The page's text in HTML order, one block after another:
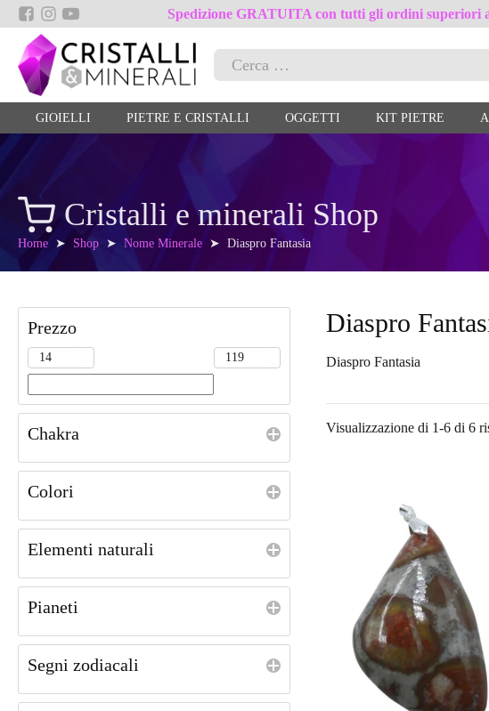
Spedizione GRATUITA con tutti gli ordini superiori
Ricerca
GIOIELLI PIETRE E CRISTALLI OGGETTI KIT PIETRE
Cristalli e minerali Shop
Home ➤ Shop ➤ Nome Minerale ➤ Diaspro Fantasia
Prezzo
Chakra
Colori
Elementi naturali
Pianeti
Segni zodiacali
Diaspro
Diaspro Fantasia
Visualizzazione di 1-6 di 6